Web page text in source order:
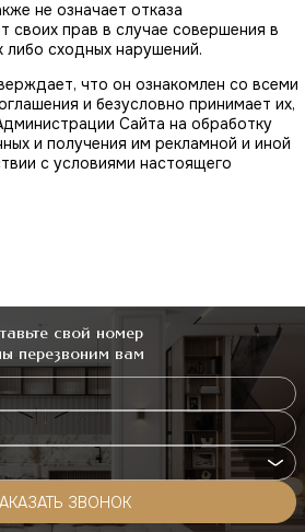
не означает отказа
своих прав в случае совершения в
сходных нарушений.
что он ознакомлен со всеми
и безусловно принимает их,
Сайта на обработку
и получения им рекламной и иной
с условиями настоящего
свой номер
перезвоним вам